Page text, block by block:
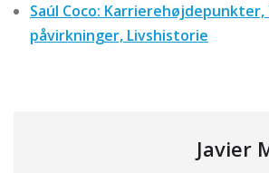
Saúl Coco: Karrierehøjdepunkter,
påvirkninger, Livshistorie
Javier